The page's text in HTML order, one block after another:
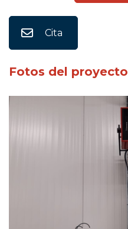
Cita
Fotos del proyecto